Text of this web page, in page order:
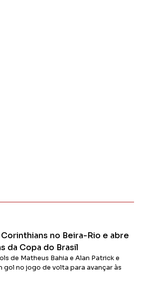
no Beira-Rio e abre
da Copa do Brasil
de Matheus Bahia e Alan Patrick e
gol no jogo de volta para avançar às